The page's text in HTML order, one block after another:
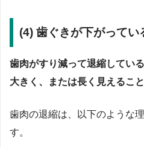
(4) 歯ぐきが下がってい
歯肉がすり減って退縮してい
大きく、または長く見えるこ
歯肉の退縮は、以下のような
す。